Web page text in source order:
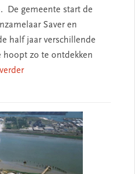
De gemeente start de
Saver en
half jaar verschillende
hoopt zo te ontdekken